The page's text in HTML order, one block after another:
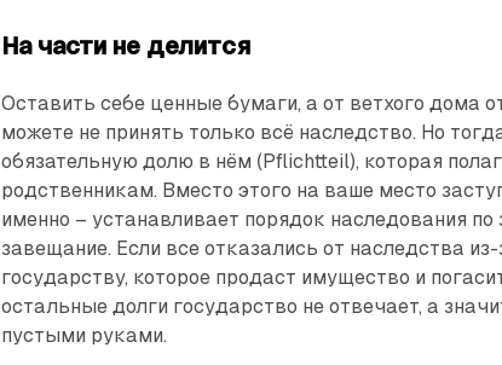
На части не делится
Оставить себе ценные бумаги, а от ветхого дома
можете не принять только всё наследство. Но
обязательную долю в нём (Pflichtteil), которая
родственникам. Вместо этого на ваше место
именно – устанавливает порядок наследования по
завещание. Если все отказались от наследства
государству, которое продаст имущество и
остальные долги государство не отвечает, а
пустыми руками.